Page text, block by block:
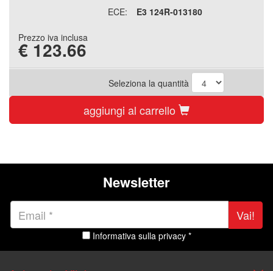
ECE:
E3 124R-013180
Prezzo iva inclusa
€ 123.66
Seleziona la quantità
aggiungi al carrello
Newsletter
Vai!
Informativa sulla privacy *